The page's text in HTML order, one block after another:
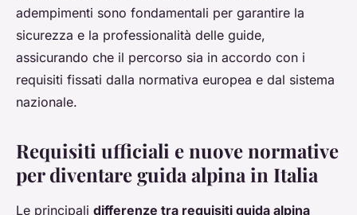
adempimenti sono fondamentali per garantire la
sicurezza e la professionalità delle guide,
assicurando che il percorso sia in accordo con i
requisiti fissati dalla normativa europea e dal sistema
nazionale.
Requisiti ufficiali e nuove normative
per diventare guida alpina in Italia
Le principali differenze tra requisiti guida alpina